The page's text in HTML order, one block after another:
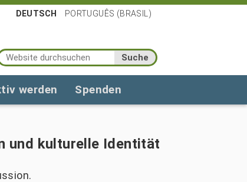
Website durchsuchen
Suche…
DEUTSCH PORTUGUÊS (BRASIL)
werden Spenden
und kulturelle Identität